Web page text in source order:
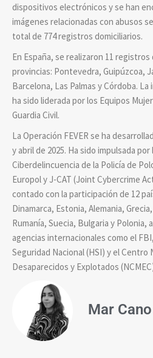
dispositivos electrónicos y se han
imágenes relacionadas con abusos
total de 774 registros domiciliarios.
En España, se realizaron 11
provincias: Pontevedra, Guipúzcoa,
Barcelona, Las Palmas y Córdoba.
ha sido liderada por los Equipos
Guardia Civil.
La Operación FEVER se ha
y abril de 2025. Ha sido impulsada
Ciberdelincuencia de la Policía de
Europol y J-CAT (Joint Cybercrime
contado con la participación de 12
Dinamarca, Estonia, Alemania,
Rumanía, Suecia, Bulgaria y
agencias internacionales como el
Seguridad Nacional (HSI) y el Centro
Desaparecidos y Explotados
Mar Cano